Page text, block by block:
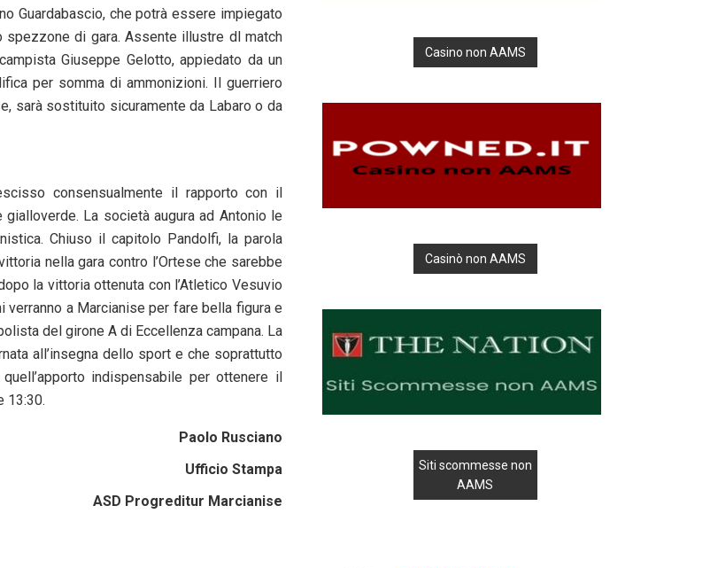
Guardabascio, che potrà essere impiegato
spezzone di gara. Assente illustre dl match
Giuseppe Gelotto, appiedato da un
per somma di ammonizioni. Il guerriero
sarà sostituito sicuramente da Labaro o da
consensualmente il rapporto con il
La società augura ad Antonio le
Chiuso il capitolo Pandolfi, la parola
nella gara contro l’Ortese che sarebbe
la vittoria ottenuta con l’Atletico Vesuvio
verranno a Marcianise per fare bella figura e
del girone A di Eccellenza campana. La
all’insegna dello sport e che soprattutto
indispensabile per ottenere il
13:30.
Paolo Rusciano
Ufficio Stampa
ASD Progreditur Marcianise
Casino non AAMS
Casinò non AAMS
Siti scommesse non
AAMS